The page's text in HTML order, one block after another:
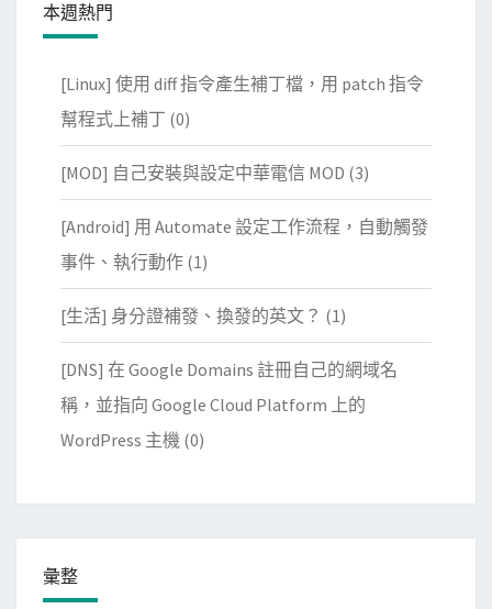
本週熱門
[Linux] 使用 diff 指令產生補丁檔，用 patch 指令
幫程式上補丁 (0)
[MOD] 自己安裝與設定中華電信 MOD (3)
[Android] 用 Automate 設定工作流程，自動觸發
事件、執行動作 (1)
[生活] 身分證補發、換發的英文？ (1)
[DNS] 在 Google Domains 註冊自己的網域名
稱，並指向 Google Cloud Platform 上的
WordPress 主機 (0)
彙整